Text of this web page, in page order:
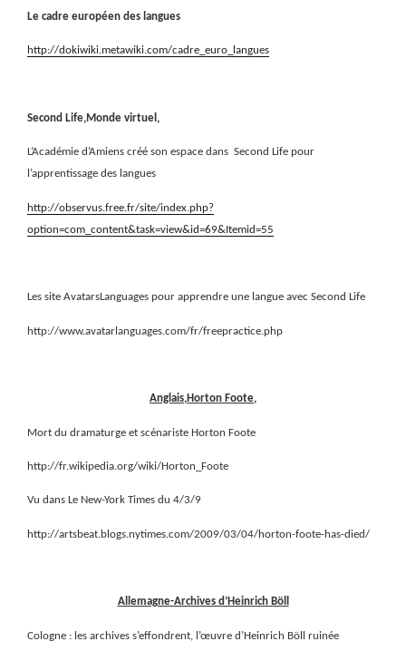
Le cadre européen des langues
http://dokiwiki.metawiki.com/cadre_euro_langues
Second Life,Monde virtuel,
L’Académie d’Amiens créé son espace dans Second Life pour
l’apprentissage des langues
http://observus.free.fr/site/index.php?
option=com_content&task=view&id=69&Itemid=55
Les site AvatarsLanguages pour apprendre une langue avec Second Life
http://www.avatarlanguages.com/fr/freepractice.php
Anglais,Horton Foote,
Mort du dramaturge et scénariste Horton Foote
http://fr.wikipedia.org/wiki/Horton_Foote
Vu dans Le New-York Times du 4/3/9
http://artsbeat.blogs.nytimes.com/2009/03/04/horton-foote-has-died/
Allemagne-Archives d’Heinrich Böll
Cologne : les archives s’effondrent, l’œuvre d’Heinrich Böll ruinée